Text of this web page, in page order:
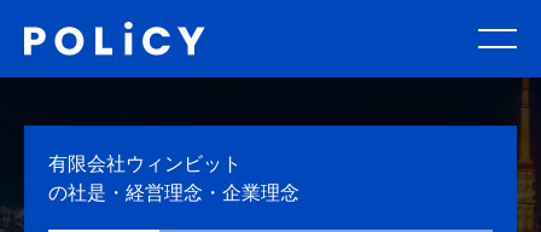
有限会社ウィンビット
の社是・経営理念・企業理念